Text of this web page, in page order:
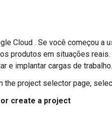
Cloud . Se você começou a
produtos em situações
e implantar cargas de trabalho.
the project selector page,
create a project